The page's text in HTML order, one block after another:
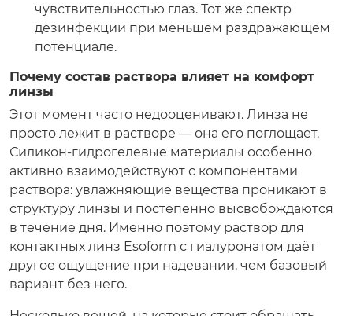
чувствительностью глаз. Тот же спектр
дезинфекции при меньшем раздражающем
потенциале.
Почему состав раствора влияет на комфорт
линзы
Этот момент часто недооценивают. Линза не
просто лежит в растворе — она его поглощает.
Силикон-гидрогелевые материалы особенно
активно взаимодействуют с компонентами
раствора: увлажняющие вещества проникают в
структуру линзы и постепенно высвобождаются
в течение дня. Именно поэтому раствор для
контактных линз Esoform с гиалуронатом даёт
другое ощущение при надевании, чем базовый
вариант без него.